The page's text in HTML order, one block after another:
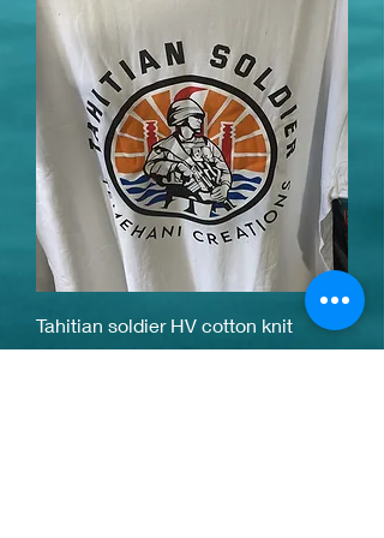
Tahitian soldier HV cotton knit
Price